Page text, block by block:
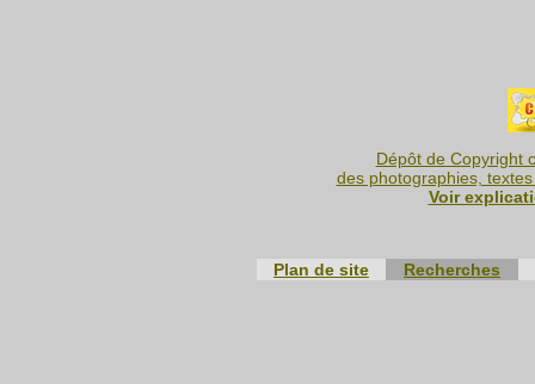
Dépôt de Copyright
des photographies,
Voir
Plan de site Recherches